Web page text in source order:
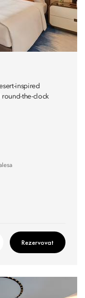
inspired
the-clock
Rezervovat